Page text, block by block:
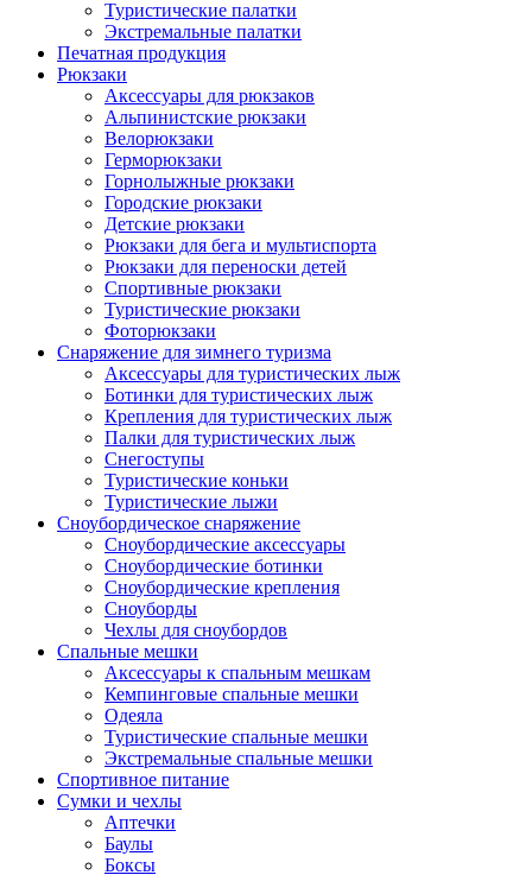
Туристические палатки
Экстремальные палатки
Печатная продукция
Рюкзаки
Аксессуары для рюкзаков
Альпинистские рюкзаки
Велорюкзаки
Герморюкзаки
Горнолыжные рюкзаки
Городские рюкзаки
Детские рюкзаки
Рюкзаки для бега и мультиспорта
Рюкзаки для переноски детей
Спортивные рюкзаки
Туристические рюкзаки
Фоторюкзаки
Снаряжение для зимнего туризма
Аксессуары для туристических лыж
Ботинки для туристических лыж
Крепления для туристических лыж
Палки для туристических лыж
Снегоступы
Туристические коньки
Туристические лыжи
Сноубордическое снаряжение
Сноубордические аксессуары
Сноубордические ботинки
Сноубордические крепления
Сноуборды
Чехлы для сноубордов
Спальные мешки
Аксессуары к спальным мешкам
Кемпинговые спальные мешки
Одеяла
Туристические спальные мешки
Экстремальные спальные мешки
Спортивное питание
Сумки и чехлы
Аптечки
Баулы
Боксы